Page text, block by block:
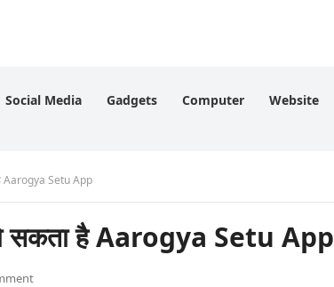
Social Media Gadgets Computer Website
Aarogya Setu App
सकता है Aarogya Setu App